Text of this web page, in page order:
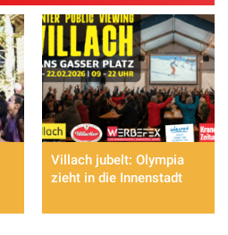
Villach jubelt: Olympia
zieht in die Innenstadt